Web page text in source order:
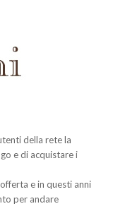
della rete la
e di acquistare i
e in questi anni
per andare